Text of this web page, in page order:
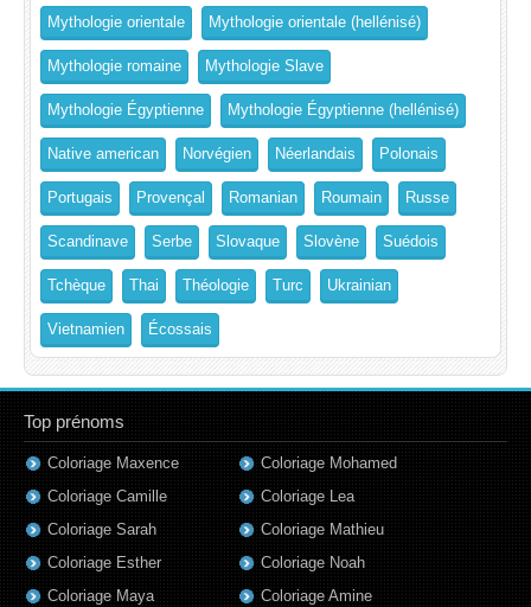
Mythologie orientale Mythologie orientale (hellénisé)
Mythologie romaine Mythologie Slave
Mythologie Égyptienne Mythologie Égyptienne (hellénisé)
Native american Norvégien Néerlandais Polonais
Portugais Provençal Romanian Roumain Russe
Scandinave Serbe Slovaque Slovène Suédois
Tchèque Thai Théologie Turc Ukrainian
Vietnamien Écossais
Top prénoms
Coloriage Maxence
Coloriage Camille
Coloriage Sarah
Coloriage Esther
Coloriage Maya
Coloriage Mohamed
Coloriage Lea
Coloriage Mathieu
Coloriage Noah
Coloriage Amine